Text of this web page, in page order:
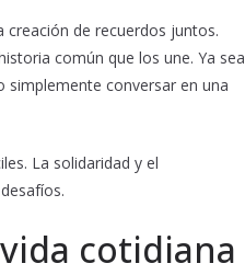
de recuerdos juntos.
común que los une. Ya sea
conversar en una
La solidaridad y el
cotidiana